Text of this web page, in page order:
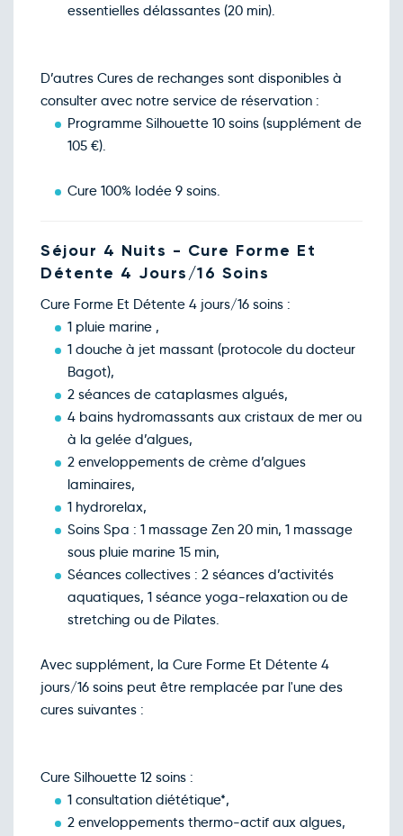
essentielles délassantes (20 min).
D’autres Cures de rechanges sont disponibles à
consulter avec notre service de réservation :
Programme Silhouette 10 soins (supplément de
105 €).
Cure 100% Iodée 9 soins.
Séjour 4 Nuits - Cure Forme Et
Détente 4 Jours/16 Soins
Cure Forme Et Détente 4 jours/16 soins :
1 pluie marine ,
1 douche à jet massant (protocole du docteur
Bagot),
2 séances de cataplasmes algués,
4 bains hydromassants aux cristaux de mer ou
à la gelée d’algues,
2 enveloppements de crème d’algues
laminaires,
1 hydrorelax,
Soins Spa : 1 massage Zen 20 min, 1 massage
sous pluie marine 15 min,
Séances collectives : 2 séances d’activités
aquatiques, 1 séance yoga-relaxation ou de
stretching ou de Pilates.
Avec supplément, la Cure Forme Et Détente 4
jours/16 soins peut être remplacée par l'une des
cures suivantes :
Cure Silhouette 12 soins :
1 consultation diététique*,
2 enveloppements thermo-actif aux algues,